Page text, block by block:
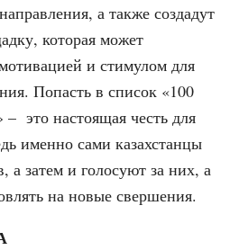
а также создадут
которая может
и стимулом для
Попасть в список «100
это настоящая честь для
именно сами казахстанцы
а затем и голосуют за них, а
на новые свершения.